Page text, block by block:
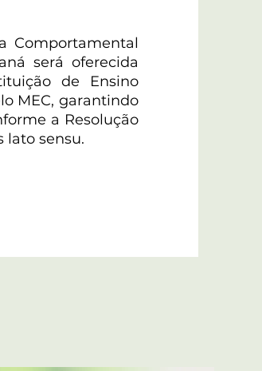
Comportamental
será oferecida
de Ensino
MEC, garantindo
a Resolução
lato sensu.